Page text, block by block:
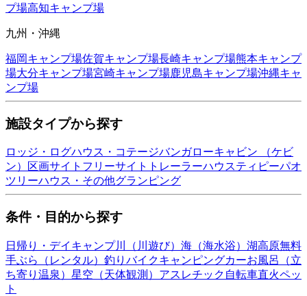
プ場高知キャンプ場
九州・沖縄
福岡キャンプ場佐賀キャンプ場長崎キャンプ場熊本キャンプ
場大分キャンプ場宮崎キャンプ場鹿児島キャンプ場沖縄キャ
ンプ場
施設タイプから探す
ロッジ・ログハウス・コテージバンガローキャビン （ケビ
ン）
区画サイト フリーサイト トレーラーハウスティピーパオ
ツリーハウス・その他グランピング
条件・目的から探す
日帰り・デイキャンプ川（川遊び） 海（海水浴） 湖高原無料
手ぶら（レンタル） 釣り バイクキャンピングカーお風呂（立
ち寄り温泉） 星空（天体観測） アスレチック 自転車直火ペッ
ト